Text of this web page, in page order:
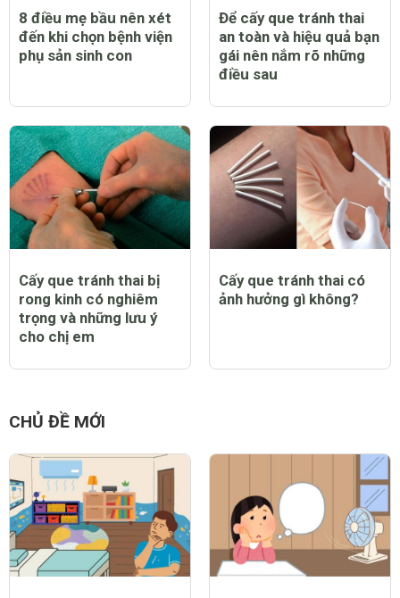
8 điều mẹ bầu nên xét
đến khi chọn bệnh viện
phụ sản sinh con
Để cấy que tránh thai
an toàn và hiệu quả bạn
gái nên nắm rõ những
điều sau
Cấy que tránh thai bị
rong kinh có nghiêm
trọng và những lưu ý
cho chị em
Cấy que tránh thai có
ảnh hưởng gì không?
CHỦ ĐỀ MỚI